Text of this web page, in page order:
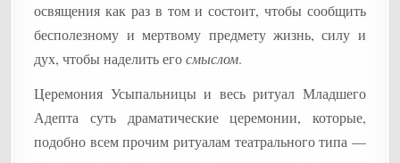
освящения как раз в том и состоит, чтобы сообщить
бесполезному и мертвому предмету жизнь, силу и
дух, чтобы наделить егосмыслом.
Церемония Усыпальницы и весь ритуал Младшего
Адепта суть драматические церемонии, которые,
подобно всем прочим ритуалам театрального типа —